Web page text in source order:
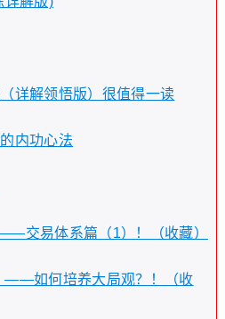
详解领悟版）很值得一读
内功心法
交易体系篇（1）！（收藏）
——如何培养大局观？！（收